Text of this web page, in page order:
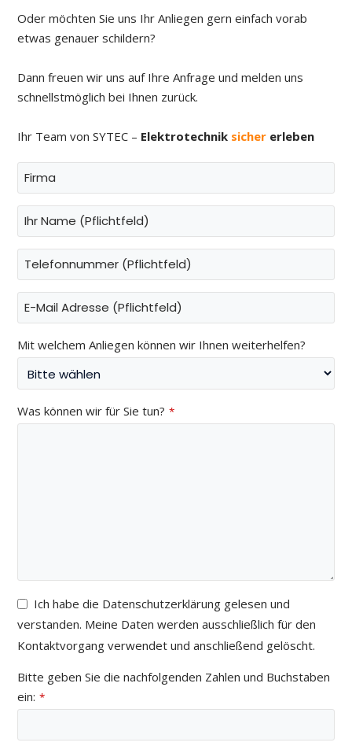
Oder möchten Sie uns Ihr Anliegen gern einfach vorab
etwas genauer schildern?
Dann freuen wir uns auf Ihre Anfrage und melden uns
schnellstmöglich bei Ihnen zurück.
Ihr Team von SYTEC – Elektrotechnik sicher erleben
Mit welchem Anliegen können wir Ihnen weiterhelfen?
Was können wir für Sie tun? *
Ich habe die Datenschutzerklärung gelesen und
verstanden. Meine Daten werden ausschließlich für den
Kontaktvorgang verwendet und anschließend gelöscht.
Bitte geben Sie die nachfolgenden Zahlen und Buchstaben
ein: *